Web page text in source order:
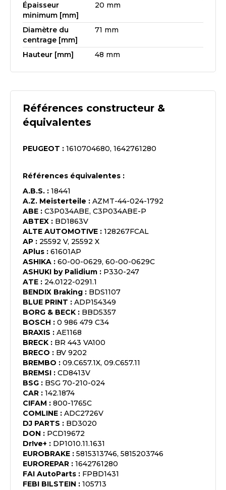
Épaisseur
minimum [mm]
20 mm
Diamètre du
centrage [mm]
71 mm
Hauteur [mm] 48 mm
Références constructeur &
équivalentes
PEUGEOT : 1610704680, 1642761280
Références équivalentes :
A.B.S. : 18441
A.Z. Meisterteile : AZMT-44-024-1792
ABE : C3P034ABE, C3P034ABE-P
ABTEX : BD1863V
ALTE AUTOMOTIVE : 128267FCAL
AP : 25592 V, 25592 X
APlus : 61601AP
ASHIKA : 60-00-0629, 60-00-0629C
ASHUKI by Palidium : P330-247
ATE : 24.0122-0291.1
BENDIX Braking : BDS1107
BLUE PRINT : ADP154349
BORG & BECK : BBD5357
BOSCH : 0 986 479 C34
BRAXIS : AE1168
BRECK : BR 443 VA100
BRECO : BV 9202
BREMBO : 09.C657.1X, 09.C657.11
BREMSI : CD8413V
BSG : BSG 70-210-024
CAR : 142.1874
CIFAM : 800-1765C
COMLINE : ADC2726V
DJ PARTS : BD3020
DON : PCD19672
Dr!ve+ : DP1010.11.1631
EUROBRAKE : 5815313746, 5815203746
EUROREPAR : 1642761280
FAI AutoParts : FPBD1431
FEBI BILSTEIN : 105713